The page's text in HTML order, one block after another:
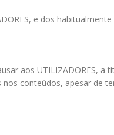
e dos habitualmente
aos UTILIZADORES, a
conteúdos, apesar de